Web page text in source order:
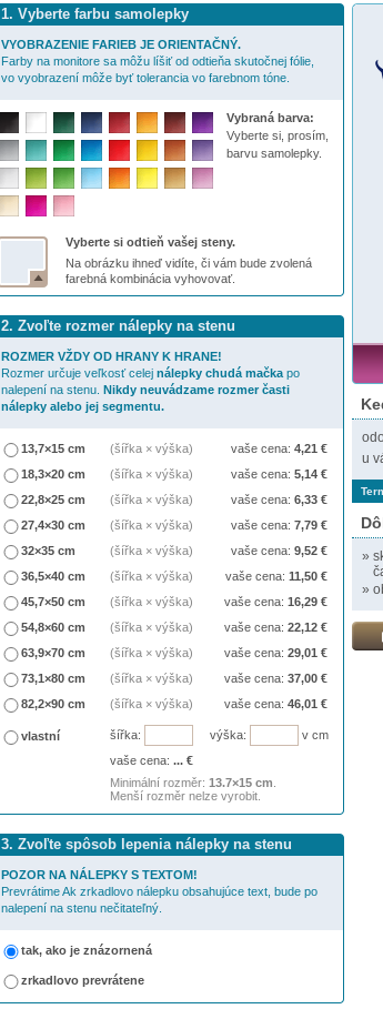
u
»
»
1. Vyberte farbu samolepky
VYOBRAZENIE FARIEB JE ORIENTAČNÝ.
Farby na monitore sa môžu líšiť od odtieňa skutočnej fólie,
vo vyobrazení môže byť tolerancia vo farebnom tóne.
Vybraná barva:
Vyberte si, prosím,
barvu samolepky.
Vyberte si odtieň vašej steny.
Na obrázku ihneď vidíte, či vám bude zvolená
farebná kombinácia vyhovovať.
2. Zvoľte rozmer nálepky na stenu
ROZMER VŽDY OD HRANY K HRANE!
Rozmer určuje veľkosť celej nálepky chudá mačka po
nalepení na stenu. Nikdy neuvádzame rozmer časti
nálepky alebo jej segmentu.
13,7×15 cm (šířka × výška) vaše cena: 4,21 €
18,3×20 cm
(šířka × výška) vaše cena: 5,14 €
22,8×25 cm
(šířka × výška) vaše cena: 6,33 €
27,4×30 cm
(šířka × výška) vaše cena: 7,79 €
32×35 cm
(šířka × výška) vaše cena: 9,52 €
36,5×40 cm
(šířka × výška) vaše cena: 11,50 €
45,7×50 cm
(šířka × výška) vaše cena: 16,29 €
54,8×60 cm
(šířka × výška) vaše cena: 22,12 €
63,9×70 cm
(šířka × výška) vaše cena: 29,01 €
73,1×80 cm
(šířka × výška) vaše cena: 37,00 €
82,2×90 cm
(šířka × výška) vaše cena: 46,01 €
vlastní šířka: výška:
v cm
vaše cena: ... €
Minimální rozměr: 13.7×15 cm
Menší rozměr nelze vyrobit.
3. Zvoľte spôsob lepenia nálepky na stenu
POZOR NA NÁLEPKY S TEXTOM!
Prevrátime Ak zrkadlovo nálepku obsahujúce text, bude po
nalepení na stenu nečitateľný.
tak, ako je znázornená
zrkadlovo prevrátene